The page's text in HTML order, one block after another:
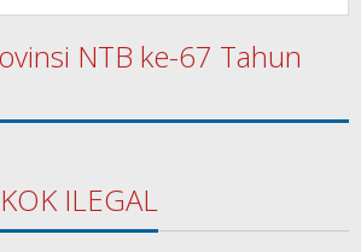
NTB ke-67 Tahun
ILEGAL